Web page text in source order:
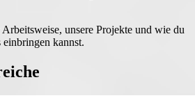
unsere Projekte und wie du
kannst.